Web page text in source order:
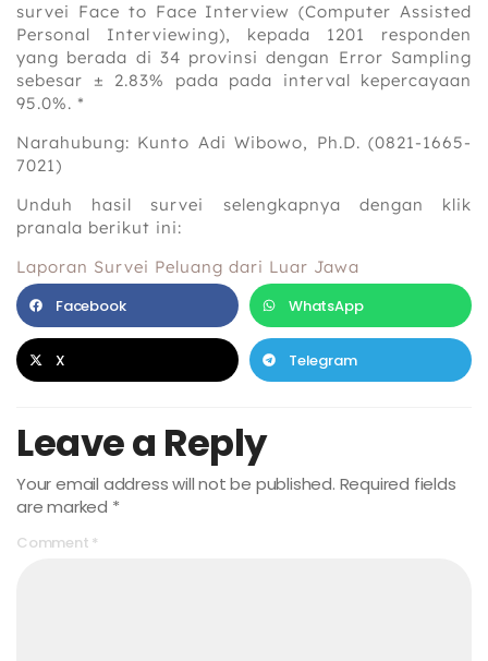
survei Face to Face Interview (Computer Assisted
Personal Interviewing), kepada 1201 responden
yang berada di 34 provinsi dengan Error Sampling
sebesar ± 2.83% pada pada interval kepercayaan
95.0%. *
Narahubung: Kunto Adi Wibowo, Ph.D. (0821-1665-
7021)
Unduh hasil survei selengkapnya dengan klik
pranala berikut ini:
Laporan Survei Peluang dari Luar Jawa
Facebook
WhatsApp
X Telegram
Leave a Reply
Your email address will not be published. Required fields
are marked *
Comment *